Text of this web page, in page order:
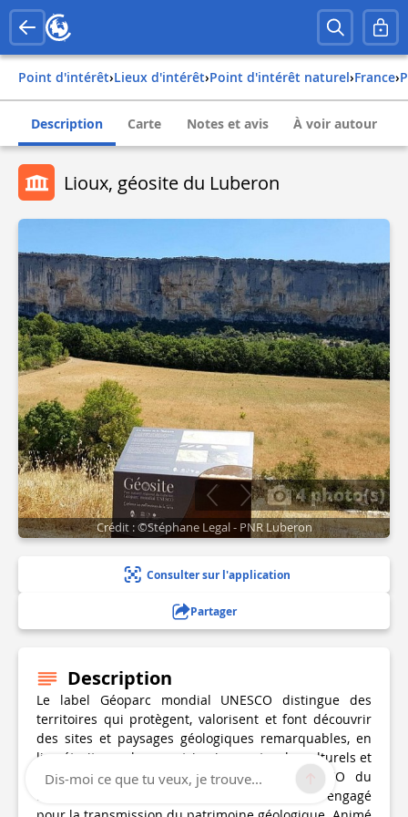
Point d'intérêt› Lieux d'intérêt› Point d'intérêt naturel› france›
Description Carte Notes et avis À voir autour
Lioux, géosite du Luberon
4 photo(s)
Crédit : ©Stéphane Legal - PNR Luberon
Consulter sur l'application
Partager
Description
Le label Géoparc mondial UNESCO distingue des
territoires qui protègent, valorisent et font découvrir
des sites et paysages géologiques remarquables, en
lien étroit avec leurs patrimoines naturels, culturels et
leurs habitants. Le Géoparc mondial UNESCO du
Luberon s’inscrit dans ce réseau international engagé
Dis-moi ce que tu veux, je trouve...